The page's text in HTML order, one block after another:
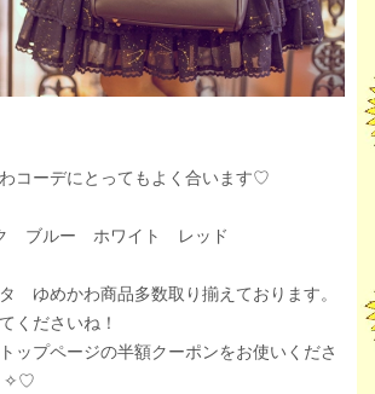
コーデにとってもよく合います♡
ブルー ホワイト レッド
ゆめかわ商品多数取り揃えております。
くださいね！
ップページの半額クーポンをお使いくださ
✧♡